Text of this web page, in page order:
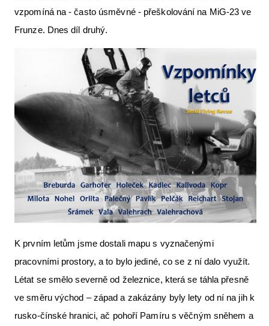
vzpomíná na - často úsměvné - přeškolování na MiG-23 ve
Frunze. Dnes díl druhý.
K prvním letům jsme dostali mapu s vyznačenými
pracovními prostory, a to bylo jediné, co se z ní dalo využít.
Létat se smělo severně od železnice, která se táhla přesně
ve směru východ – západ a zakázány byly lety od ní na jih k
rusko-čínské hranici, ač pohoří Pamíru s věčným sněhem a
Pro piloty
Série & speciály
Letecká videa
Aktuální FR + archiv
Letecká muzea
VFR Communication app
The SAFE Guide app
Nabídky práce v letectví
Inzerujte s námi
E-SHOP